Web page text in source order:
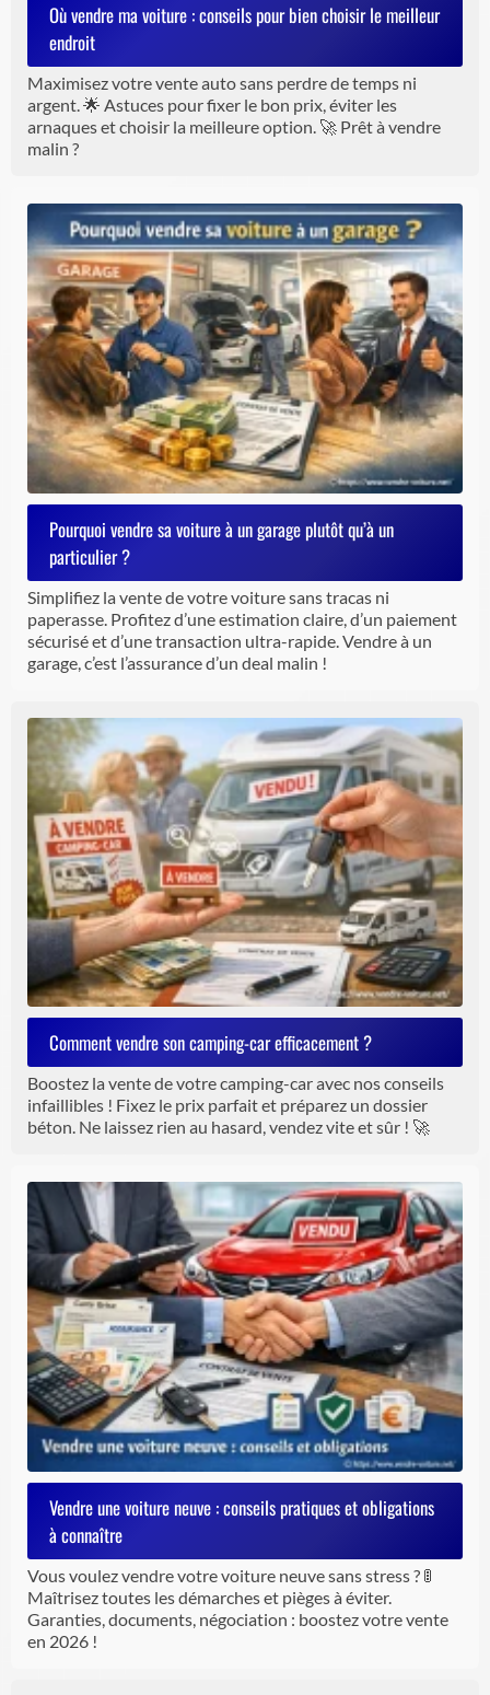
Où vendre ma voiture : conseils pour bien choisir le meilleur
endroit
Maximisez votre vente auto sans perdre de temps ni
argent. 🌟 Astuces pour fixer le bon prix, éviter les
arnaques et choisir la meilleure option. 🚀 Prêt à vendre
malin ?
Pourquoi vendre sa voiture à un garage plutôt qu’à un
particulier ?
Simplifiez la vente de votre voiture sans tracas ni
paperasse. Profitez d’une estimation claire, d’un paiement
sécurisé et d’une transaction ultra-rapide. Vendre à un
garage, c’est l’assurance d’un deal malin !
Comment vendre son camping-car efficacement ?
Boostez la vente de votre camping-car avec nos conseils
infaillibles ! Fixez le prix parfait et préparez un dossier
béton. Ne laissez rien au hasard, vendez vite et sûr ! 🚀
Vendre une voiture neuve : conseils pratiques et obligations
à connaître
Vous voulez vendre votre voiture neuve sans stress ? 🚦
Maîtrisez toutes les démarches et pièges à éviter.
Garanties, documents, négociation : boostez votre vente
en 2026 !